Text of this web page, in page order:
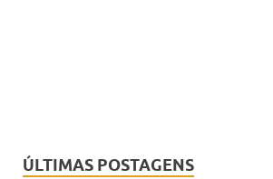
ÚLTIMAS POSTAGENS